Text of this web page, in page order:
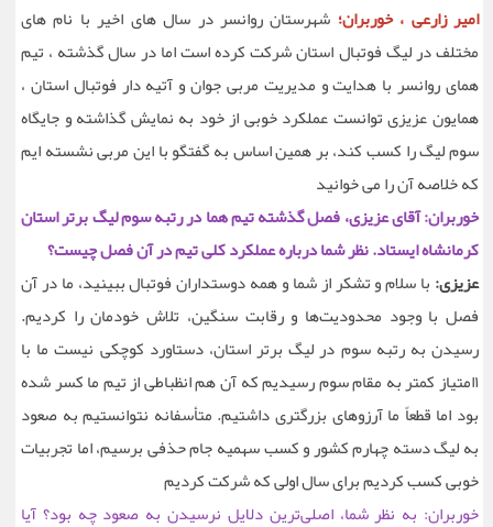
امیر زارعی ، خوربران؛ شهرستان روانسر در سال های اخیر با نام های
مختلف در لیگ فوتبال استان شرکت کرده است اما در سال گذشته ، تیم
همای روانسر با هدایت و مدیریت مربی جوان و آتیه دار فوتبال استان ،
همایون عزیزی توانست عملکرد خوبی از خود به نمایش گذاشته و جایگاه
سوم لیگ را کسب کند، بر همین اساس به گفتگو با این مربی نشسته ایم
که خلاصه آن را می خوانید
خوربران: آقای عزیزی، فصل گذشته تیم هما در رتبه سوم لیگ برتر استان
کرمانشاه ایستاد. نظر شما درباره عملکرد کلی تیم در آن فصل چیست؟
عزیزی: با سلام و تشکر از شما و همه دوستداران فوتبال ببینید، ما در آن
فصل با وجود محدودیت‌ها و رقابت سنگین، تلاش خودمان را کردیم.
رسیدن به رتبه سوم در لیگ برتر استان، دستاورد کوچکی نیست ما با
۱امتیاز کمتر به مقام سوم رسیدیم که آن هم انظباطی از تیم ما کسر شده
بود اما قطعاً ما آرزوهای بزرگتری داشتیم. متأسفانه نتوانستیم به صعود
به لیگ دسته چهارم کشور و کسب سهمیه جام حذفی برسیم، اما تجربیات
خوبی کسب کردیم برای سال اولی که شرکت کردیم
خوربران: به نظر شما، اصلی‌ترین دلایل نرسیدن به صعود چه بود؟ آیا